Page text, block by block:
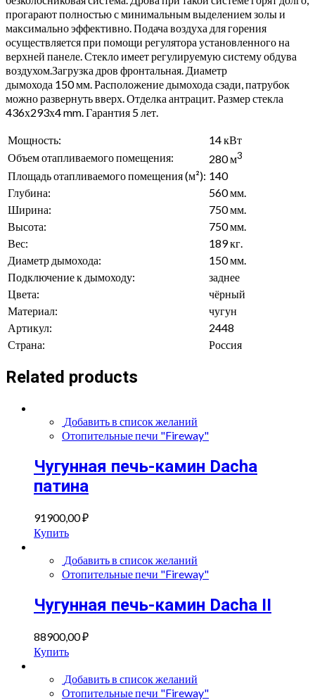
прогарают полностью с минимальным выделением золы и
максимально эффективно. Подача воздуха для горения
осуществляется при помощи регулятора установленного на
верхней панеле. Стекло имеет регулируемую систему обдува
воздухом.Загрузка дров фронтальная. Диаметр
дымохода 150мм Расположение дымохода сзади, патрубок
можно развернуть вверх . Отделка антрацит. Размер стекла
436х293х4 mm. Гарантия 5 лет.
Мощность:
14 кВт
Объем отапливаемого помещения:
280 м3
Площадь отапливаемого помещения (м²): 140
Глубина:
560 мм.
Ширина:
750 мм.
Высота:
750 мм.
Вес:
189 кг.
Диаметр дымохода:
150 мм.
Подключение к дымоходу:
заднее
Цвета:
чёрный
Материал:
чугун
Артикул:
2448
Страна:
Россия
Related products
Добавить в список желаний
Отопительные печи "Fireway"
Чугунная печь-камин Dacha
патина
91900,00₽
Купить
Добавить в список желаний
Отопительные печи "Fireway"
Чугунная печь-камин Dacha II
88900,00₽
Купить
Добавить в список желаний
Отопительные печи "Fireway"